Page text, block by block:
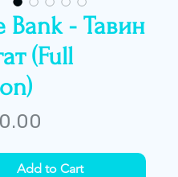
Bank - Тавин
(Full
Add to Cart